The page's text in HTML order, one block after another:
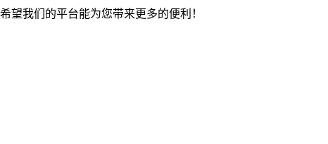
望我们的平台能为您带来更多的便利！